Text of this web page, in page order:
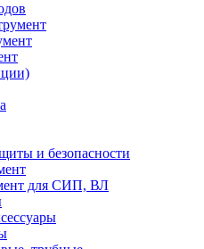
и безопасности
для СИП, ВЛ